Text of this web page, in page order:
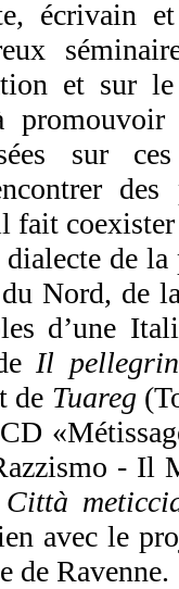
écrivain
et sur
sur
des
fait
de
Nord, de
d’une
Il
de Tuareg
- Il
Città
avec le
de Ravenne.